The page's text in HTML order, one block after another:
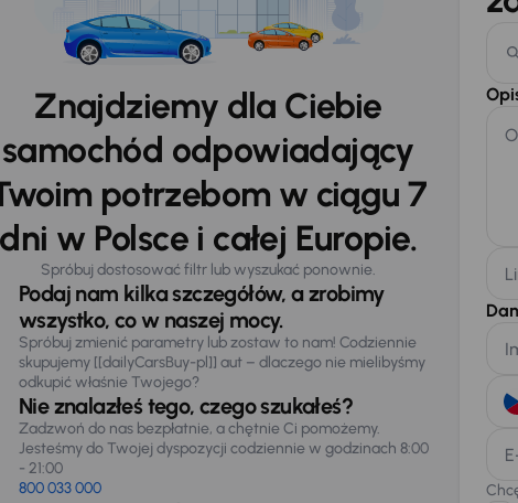
Znajdziemy dla Ciebie
samochód odpowiadający
potrzebom w ciągu 7
dni w Polsce i całej Europie.
Spróbuj dostosować filtr lub wyszukać ponownie.
Podaj nam kilka szczegółów, a zrobimy
wszystko, co w naszej mocy.
Spróbuj zmienić parametry lub zostaw to nam! Codziennie
skupujemy [[dailyCarsBuy-pl]] aut – dlaczego nie mielibyśmy
odkupić właśnie Twojego?
Nie znalazłeś tego, czego szukałeś?
Zadzwoń do nas bezpłatnie, a chętnie Ci pomożemy.
Jesteśmy do Twojej dyspozycji codziennie w godzinach 8:00
- 21:00
800 033 000